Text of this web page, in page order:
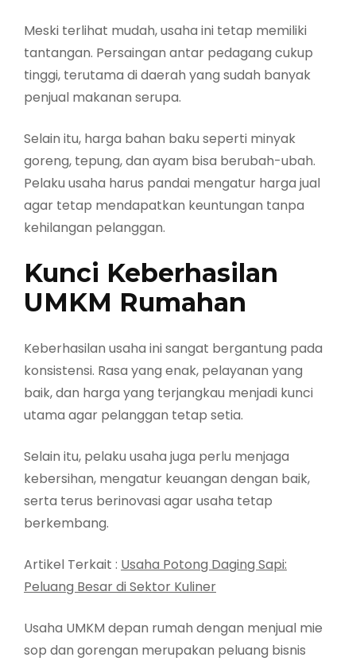
Meski terlihat mudah, usaha ini tetap memiliki
tantangan. Persaingan antar pedagang cukup
tinggi, terutama di daerah yang sudah banyak
penjual makanan serupa.
Selain itu, harga bahan baku seperti minyak
goreng, tepung, dan ayam bisa berubah-ubah.
Pelaku usaha harus pandai mengatur harga jual
agar tetap mendapatkan keuntungan tanpa
kehilangan pelanggan.
Kunci Keberhasilan
UMKM Rumahan
Keberhasilan usaha ini sangat bergantung pada
konsistensi. Rasa yang enak, pelayanan yang
baik, dan harga yang terjangkau menjadi kunci
utama agar pelanggan tetap setia.
Selain itu, pelaku usaha juga perlu menjaga
kebersihan, mengatur keuangan dengan baik,
serta terus berinovasi agar usaha tetap
berkembang.
Artikel Terkait : Usaha Potong Daging Sapi:
Peluang Besar di Sektor Kuliner
Usaha UMKM depan rumah dengan menjual mie
sop dan gorengan merupakan peluang bisnis